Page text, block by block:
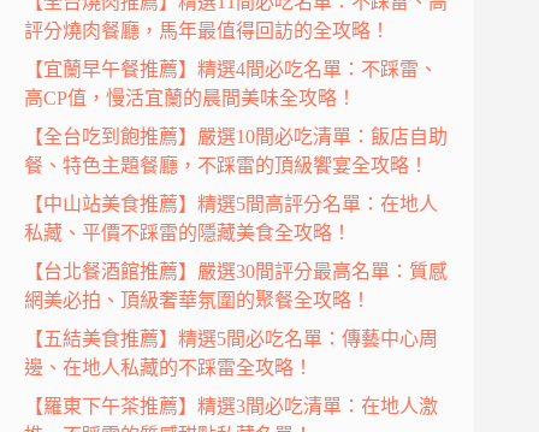
評分燒肉餐廳，馬年最值得回訪的全攻略！
【宜蘭早午餐推薦】精選4間必吃名單：不踩雷、
高CP值，慢活宜蘭的晨間美味全攻略！
【全台吃到飽推薦】嚴選10間必吃清單：飯店自助
餐、特色主題餐廳，不踩雷的頂級饗宴全攻略！
【中山站美食推薦】精選5間高評分名單：在地人
私藏、平價不踩雷的隱藏美食全攻略！
【台北餐酒館推薦】嚴選30間評分最高名單：質感
網美必拍、頂級奢華氛圍的聚餐全攻略！
【五結美食推薦】精選5間必吃名單：傳藝中心周
邊、在地人私藏的不踩雷全攻略！
【羅東下午茶推薦】精選3間必吃清單：在地人激